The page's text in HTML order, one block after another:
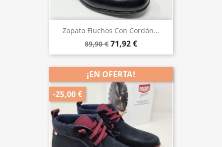
Zapato Fluchos Con Cordón...
89,90 € 71,92 €
¡EN OFERTA!
-25,00 €